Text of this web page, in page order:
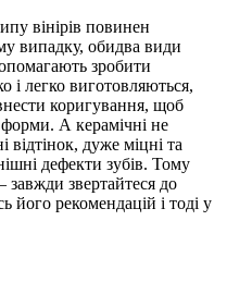
вінірів повинен
випадку, обидва види
зробити
легко виготовляються,
коригування, щоб
форми. А керамічні не
відтінок, дуже міцні та
дефекти зубів. Тому
завжди звертайтеся до
його рекомендацій і тоді у